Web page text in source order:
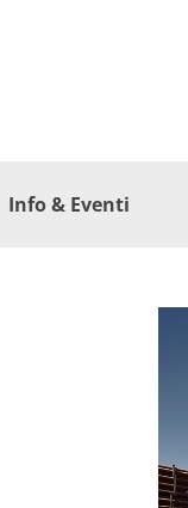
Info & Eventi